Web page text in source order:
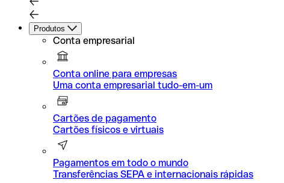
Produtos
Conta empresarial
Conta online para empresas
Uma conta empresarial tudo-em-um
Cartões de pagamento
Cartões físicos e virtuais
Pagamentos em todo o mundo
Transferências SEPA e internacionais rápidas